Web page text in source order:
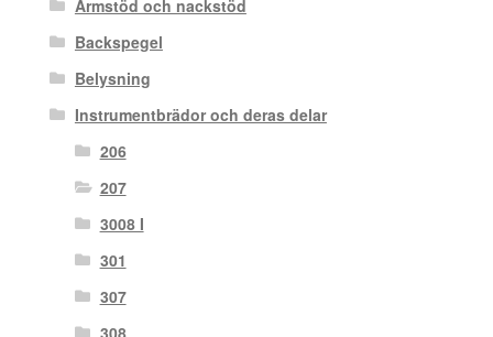
Armstöd och nackstöd
Backspegel
Belysning
Instrumentbrädor och deras delar
206
207
3008 I
301
307